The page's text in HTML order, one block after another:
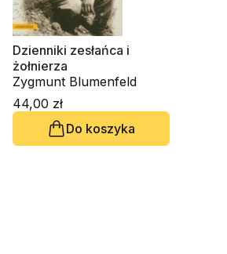
Dzienniki zesłańca i
żołnierza
Zygmunt Blumenfeld
44,00 zł
Do koszyka